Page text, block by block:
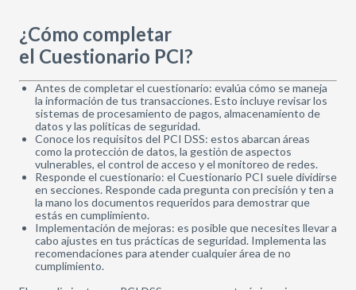
¿Cómo completar
el Cuestionario PCI?
Antes de completar el cuestionario: evalúa cómo se maneja
la información de tus transacciones. Esto incluye revisar los
sistemas de procesamiento de pagos, almacenamiento de
datos y las políticas de seguridad.
Conoce los requisitos del PCI DSS: estos abarcan áreas
como la protección de datos, la gestión de aspectos
vulnerables, el control de acceso y el monitoreo de redes.
Responde el cuestionario: el Cuestionario PCI suele dividirse
en secciones. Responde cada pregunta con precisión y ten a
la mano los documentos requeridos para demostrar que
estás en cumplimiento.
Implementación de mejoras: es posible que necesites llevar a
cabo ajustes en tus prácticas de seguridad. Implementa las
recomendaciones para atender cualquier área de no
cumplimiento.